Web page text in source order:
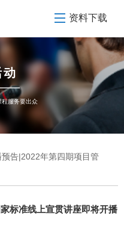
资料下载
动
程服务要出众
告|2022年第四期项目管
标准线上宣贯讲座即将开播